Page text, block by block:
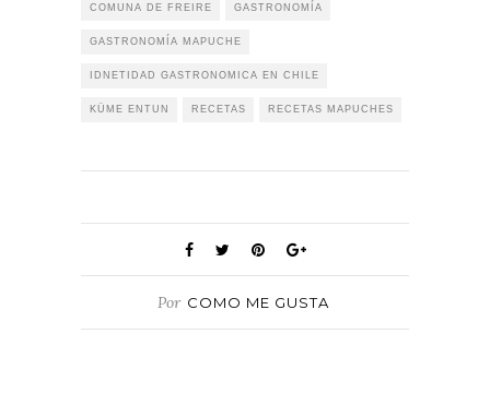
COMUNA DE FREIRE GASTRONOMÍA
GASTRONOMÍA MAPUCHE
IDNETIDAD GASTRONOMICA EN CHILE
KÜME ENTUN RECETAS RECETAS MAPUCHES
Por COMO ME GUSTA